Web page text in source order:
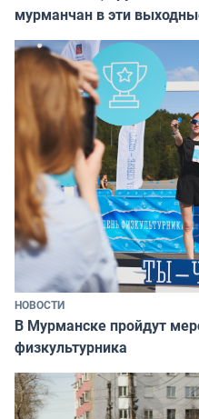
мурманчан в эти
НОВОСТИ
В Мурманске пройдут
физкультурника